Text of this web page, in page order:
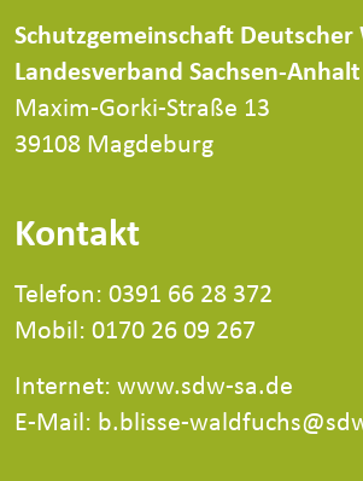
Schutzgemeinschaft Deutscher
Landesverband Sachsen-
Maxim-Gorki-Straße 13
39108 Magdeburg
Kontakt
Telefon: 0391 66 28 372
Mobil: 0170 26 09 267
Internet: www.sdw-sa.de
E-Mail: b.blisse-